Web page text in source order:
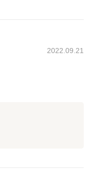
2022.09.21